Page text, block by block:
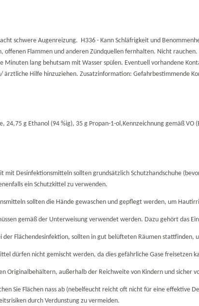
schwere Augenreizung. H336 - Kann Schläfrigkeit und
offenen Flammen und anderen Zündquellen fernhalten. Nicht
Minuten lang behutsam mit Wasser spülen. Eventuell vorhandene
Hilfe hinzuziehen. Zusatzinformation: Gefahrbestimmende
24,75 g Ethanol (94 %ig), 35 g Propan-1-ol,Kennzeichnung gemäß VO
mit Desinfektionsmitteln sollten grundsätzlich Schutzhandschuhe
ein Schutzkittel zu verwenden.
sollten die Hände gewaschen und gepflegt werden, um
gemäß der Unterweisung verwendet werden. Dazu gehört das
der Flächendesinfektion, sollten in gut belüfteten Räumen stattfinden,
dürfen nicht gemischt werden, da dies gefährliche Gase freisetzen
Originalbehältern, außerhalb der Reichweite von Kindern und sicher
Sie Flächen nass ab (nebelfeucht reicht oft nicht für eine effektive
durch Verdunstung zu vermeiden.